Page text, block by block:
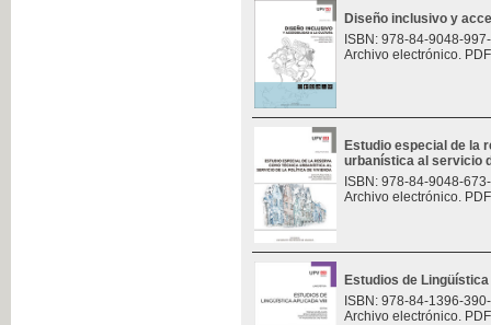
Diseño inclusivo y
ISBN: 978-84-9048-
Archivo electrónico.
Estudio especial de la
urbanística al servicio
ISBN: 978-84-9048-
Archivo electrónico.
Estudios de
ISBN: 978-84-1396-
Archivo electrónico.